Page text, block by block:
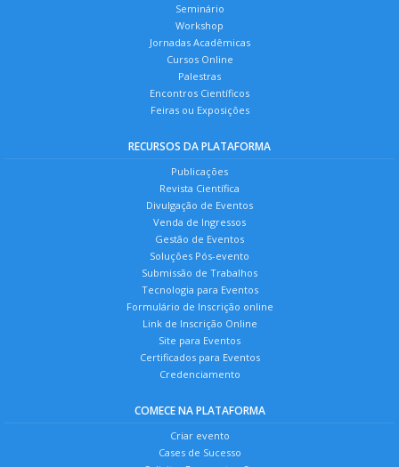
Seminário
Workshop
Jornadas Acadêmicas
Cursos Online
Palestras
Encontros Científicos
Feiras ou Exposições
RECURSOS DA PLATAFORMA
Publicações
Revista Científica
Divulgação de Eventos
Venda de Ingressos
Gestão de Eventos
Soluções Pós-evento
Submissão de Trabalhos
Tecnologia para Eventos
Formulário de Inscrição online
Link de Inscrição Online
Site para Eventos
Certificados para Eventos
Credenciamento
COMECE NA PLATAFORMA
Criar evento
Cases de Sucesso